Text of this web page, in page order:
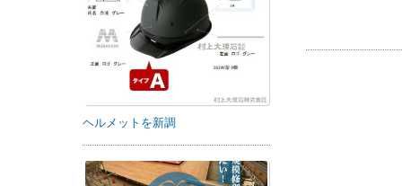
ヘルメットを新調